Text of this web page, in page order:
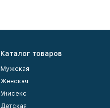
Каталог товаров
Мужская
Женская
Унисекс
Детская